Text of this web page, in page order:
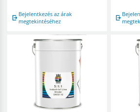
Bejelentkezés az árak
megtekintéséhez